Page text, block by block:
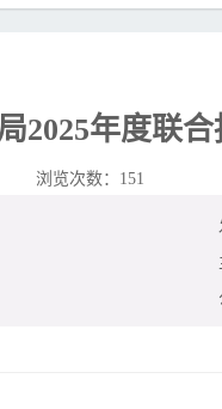
2025年度联
浏览次数： 151